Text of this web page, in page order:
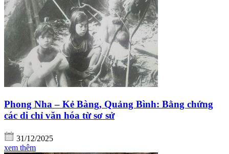
Phong Nha – Kẻ Bàng, Quảng Bình: Bằng chứng
các di chỉ văn hóa từ sơ sử
31/12/2025
xem thêm